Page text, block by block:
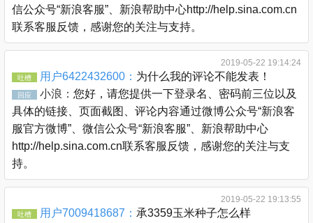
信公众号“新浪客服”、新浪帮助中心http://help.sina.com.cn
联系客服反馈，感谢您的关注与支持。
2019-05-22 19:14:24
吐槽 用户6422432600： 为什么我的评论不能发表！
回应 小浪： 您好，请您提供一下登录名、密码前三位以及
具体的链接、页面截图、评论内容通过微博公众号“新浪客
服官方微博”、微信公众号“新浪客服”、新浪帮助中心
http://help.sina.com.cn联系客服反馈，感谢您的关注与支
持。
2019-05-22 19:13:55
吐槽 用户7009418687： 承3359玉米种子怎么样